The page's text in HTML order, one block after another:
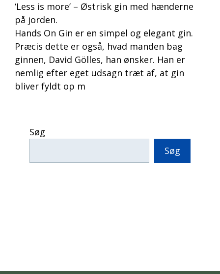
‘Less is more’ – Østrisk gin med hænderne
på jorden.
Hands On Gin er en simpel og elegant gin.
Præcis dette er også, hvad manden bag
ginnen, David Gölles, han ønsker. Han er
nemlig efter eget udsagn træt af, at gin
bliver fyldt op m
Søg
Søg